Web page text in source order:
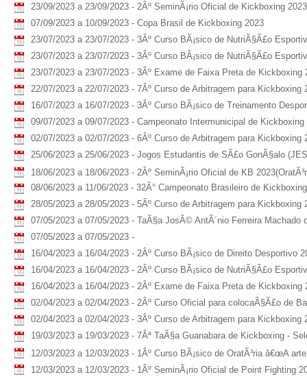
23/09/2023 a 23/09/2023 - 2Âº SeminÃ¡rio Oficial de Kickboxing
07/09/2023 a 10/09/2023 - Copa Brasil de Kickboxing 2023
23/07/2023 a 23/07/2023 - 3Âº Curso BÃ¡sico de NutriÃ§Ã£o
23/07/2023 a 23/07/2023 - 3Âº Curso BÃ¡sico de NutriÃ§Ã£o
23/07/2023 a 23/07/2023 - 3Âº Exame de Faixa Preta de Kickboxing
22/07/2023 a 22/07/2023 - 7Âº Curso de Arbitragem para Kickboxing
16/07/2023 a 16/07/2023 - 3Âº Curso BÃ¡sico de Treinamento
09/07/2023 a 09/07/2023 - Campeonato Intermunicipal de
02/07/2023 a 02/07/2023 - 6Âº Curso de Arbitragem para Kickboxing
25/06/2023 a 25/06/2023 - Jogos Estudantis de SÃ£o GonÃ§alo
18/06/2023 a 18/06/2023 - 2Âº SeminÃ¡rio Oficial de KB
08/06/2023 a 11/06/2023 - 32Â° Campeonato Brasileiro de
28/05/2023 a 28/05/2023 - 5Âº Curso de Arbitragem para Kickboxing
07/05/2023 a 07/05/2023 - TaÃ§a JosÃ© AntÃ´nio Ferreira Machado
07/05/2023 a 07/05/2023 -
16/04/2023 a 16/04/2023 - 2Âº Curso BÃ¡sico de Direito Desportivo
16/04/2023 a 16/04/2023 - 2Âº Curso BÃ¡sico de NutriÃ§Ã£o
16/04/2023 a 16/04/2023 - 2Âº Exame de Faixa Preta de Kickboxing
02/04/2023 a 02/04/2023 - 2Âº Curso Oficial para colocaÃ§Ã£o de
02/04/2023 a 02/04/2023 - 3Âº Curso de Arbitragem para Kickboxing
19/03/2023 a 19/03/2023 - 7Âª TaÃ§a Guanabara de Kickboxing -
12/03/2023 a 12/03/2023 - 1Âº Curso BÃ¡sico de OratÃ³ria â€œA
12/03/2023 a 12/03/2023 - 1Âº SeminÃ¡rio Oficial de Point Fighting